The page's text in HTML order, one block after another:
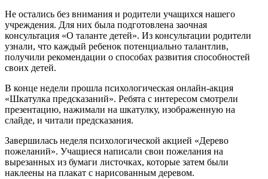
Не остались без внимания и родители учащихся нашего
учреждения. Для них была подготовлена заочная
консультация «О таланте детей». Из консультации родители
узнали, что каждый ребенок потенциально талантлив,
получили рекомендации о способах развития способностей
своих детей.
В конце недели прошла психологическая онлайн-акция
«Шкатулка предсказаний». Ребята с интересом смотрели
презентацию, нажимали на шкатулку, изображенную на
слайде, и читали предсказания.
Завершилась неделя психологической акцией «Дерево
пожеланий». Учащиеся написали свои пожелания на
вырезанных из бумаги листочках, которые затем были
наклеены на плакат с нарисованным деревом.